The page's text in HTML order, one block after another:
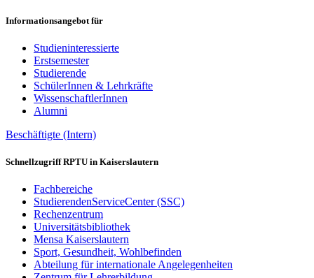
Informationsangebot für
Studieninteressierte
Erstsemester
Studierende
SchülerInnen & Lehrkräfte
WissenschaftlerInnen
Alumni
Beschäftigte (Intern)
Schnellzugriff RPTU in Kaiserslautern
Fachbereiche
StudierendenServiceCenter (SSC)
Rechenzentrum
Universitätsbibliothek
Mensa Kaiserslautern
Sport, Gesundheit, Wohlbefinden
Abteilung für internationale Angelegenheiten